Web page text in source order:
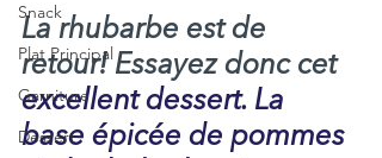
Snack
Plat Principal
Garniture
Dessert
La rhubarbe est de
retour! Essayez donc cet
excellent dessert. La
base épicée de pommes